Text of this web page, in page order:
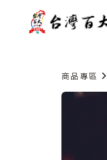
商品專區